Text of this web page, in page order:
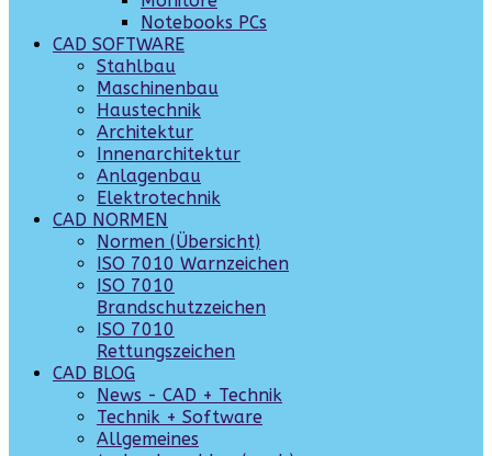
Notebooks PCs
CAD SOFTWARE
Stahlbau
Maschinenbau
Haustechnik
Architektur
Innenarchitektur
Anlagenbau
Elektrotechnik
CAD NORMEN
Normen (Übersicht)
ISO 7010 Warnzeichen
ISO 7010
Brandschutzzeichen
ISO 7010
Rettungszeichen
CAD BLOG
News - CAD + Technik
Technik + Software
Allgemeines